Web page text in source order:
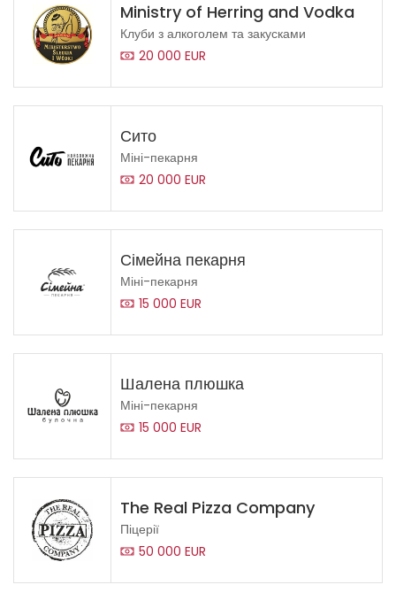
Ministry of Herring and Vodka
Клуби з алкоголем та закусками
20 000 EUR
Сито
Міні-пекарня
20 000 EUR
Сімейна пекарня
Міні-пекарня
15 000 EUR
Шалена плюшка
Міні-пекарня
15 000 EUR
The Real Pizza Company
Піцерії
50 000 EUR